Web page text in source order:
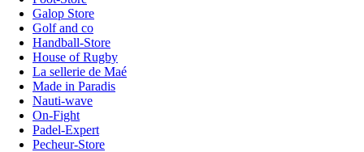
Galop Store
Golf and co
Handball-Store
House of Rugby
La sellerie de Maé
Made in Paradis
Nauti-wave
On-Fight
Padel-Expert
Pecheur-Store